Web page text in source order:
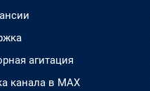
агитация
канала в MAX